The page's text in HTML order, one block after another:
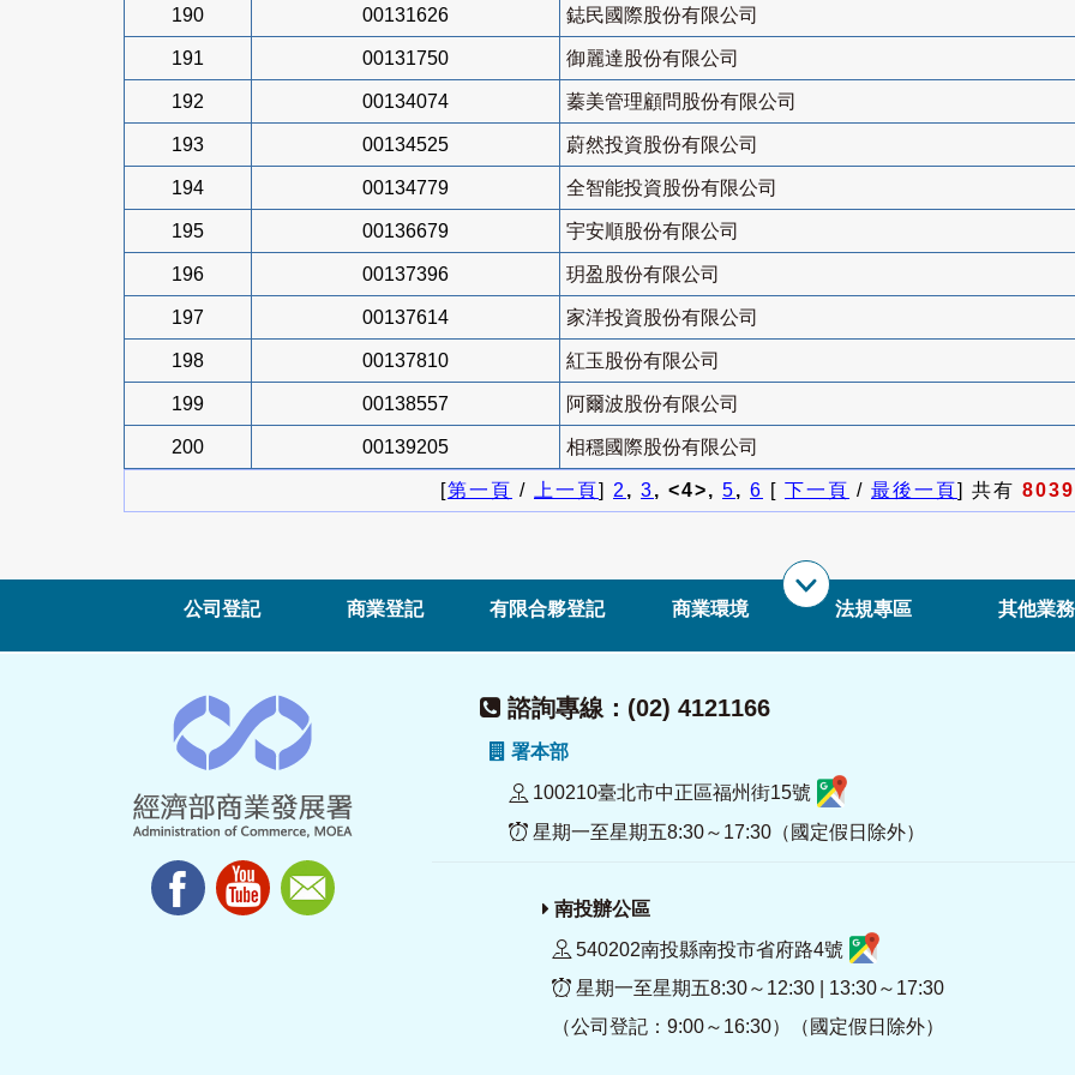
190 00131626 鋕民國際股份有限公司
191 00131750 御麗達股份有限公司
192 00134074 蓁美管理顧問股份有限公司
193 00134525 蔚然投資股份有限公司
194 00134779 全智能投資股份有限公司
195 00136679 宇安順股份有限公司
196 00137396 玥盈股份有限公司
197 00137614 家洋投資股份有限公司
198 00137810 紅玉股份有限公司
199 00138557 阿爾波股份有限公司
200 00139205 相穩國際股份有限公司
[第一頁 / 上一頁] 2, 3, <4>, 5, 6 [ 下一頁 / 最後一頁] 共有 8039
公司登記 商業登記 有限合夥登記 商業環境 法規專區 其他業務
諮詢專線：(02) 4121166
署本部
100210臺北市中正區福州街15號
星期一至星期五8:30～17:30（國定假日除外）
南投辦公區
540202南投縣南投市省府路4號
星期一至星期五8:30～12:30 | 13:30～17:30
（公司登記：9:00～16:30）（國定假日除外）